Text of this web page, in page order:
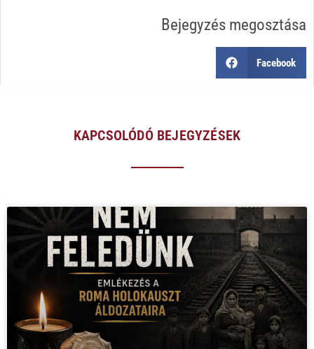
Bejegyzés megosztása
Facebook
KAPCSOLÓDÓ BEJEGYZÉSEK